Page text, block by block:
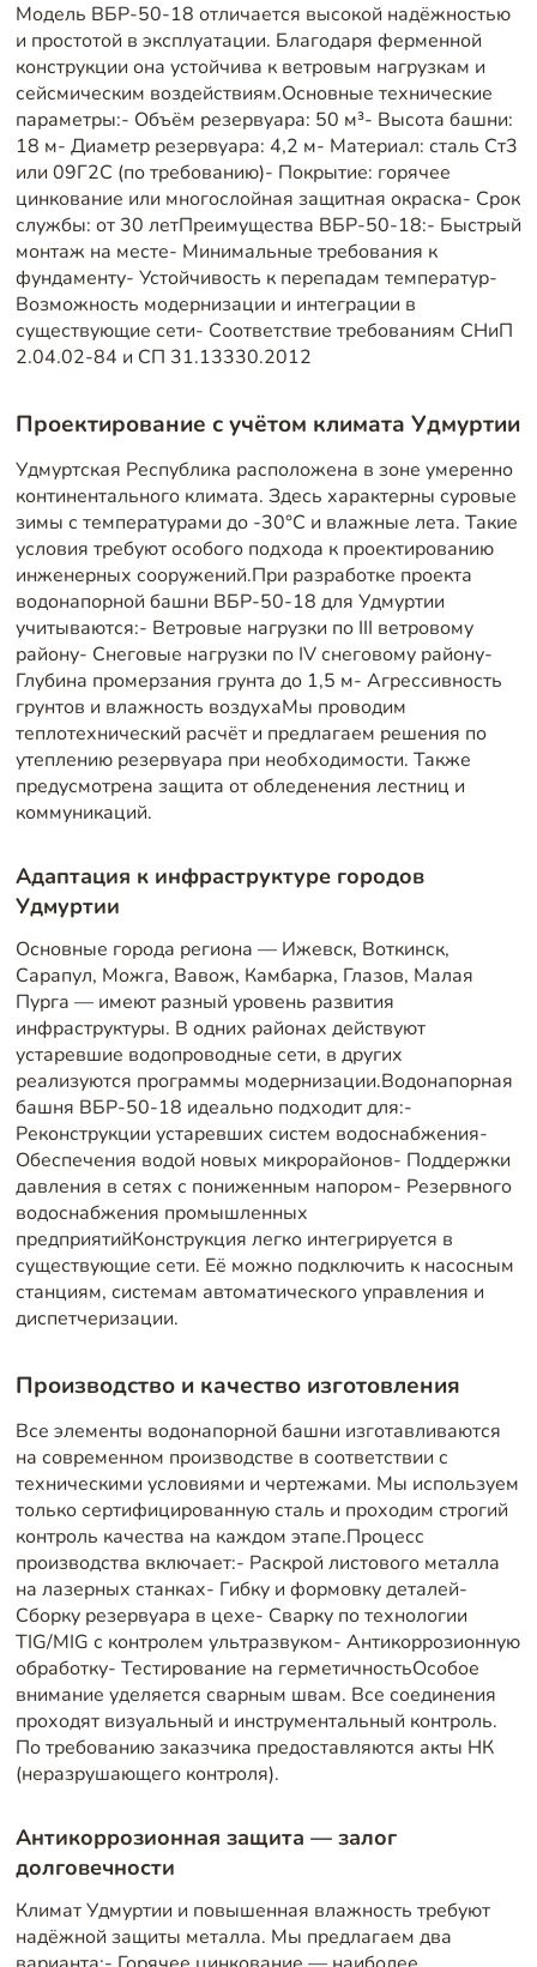
Модель ВБР-50-18 отличается высокой надёжностью
и простотой в эксплуатации. Благодаря ферменной
конструкции она устойчива к ветровым нагрузкам и
сейсмическим воздействиям.Основные технические
параметры:- Объём резервуара: 50 м³- Высота башни:
18 м- Диаметр резервуара: 4,2 м- Материал: сталь Ст3
или 09Г2С (по требованию)- Покрытие: горячее
цинкование или многослойная защитная окраска- Срок
службы: от 30 летПреимущества ВБР-50-18:- Быстрый
монтаж на месте- Минимальные требования к
фундаменту- Устойчивость к перепадам температур-
Возможность модернизации и интеграции в
существующие сети- Соответствие требованиям СНиП
2.04.02-84 и СП 31.13330.2012
Проектирование с учётом климата Удмуртии
Удмуртская Республика расположена в зоне умеренно
континентального климата. Здесь характерны суровые
зимы с температурами до -30°C и влажные лета. Такие
условия требуют особого подхода к проектированию
инженерных сооружений.При разработке проекта
водонапорной башни ВБР-50-18 для Удмуртии
учитываются:- Ветровые нагрузки по III ветровому
району- Снеговые нагрузки по IV снеговому району-
Глубина промерзания грунта до 1,5 м- Агрессивность
грунтов и влажность воздухаМы проводим
теплотехнический расчёт и предлагаем решения по
утеплению резервуара при необходимости. Также
предусмотрена защита от обледенения лестниц и
коммуникаций.
Адаптация к инфраструктуре городов
Удмуртии
Основные города региона — Ижевск, Воткинск,
Сарапул, Можга, Вавож, Камбарка, Глазов, Малая
Пурга — имеют разный уровень развития
инфраструктуры. В одних районах действуют
устаревшие водопроводные сети, в других
реализуются программы модернизации.Водонапорная
башня ВБР-50-18 идеально подходит для:-
Реконструкции устаревших систем водоснабжения-
Обеспечения водой новых микрорайонов- Поддержки
давления в сетях с пониженным напором- Резервного
водоснабжения промышленных
предприятийКонструкция легко интегрируется в
существующие сети. Её можно подключить к насосным
станциям, системам автоматического управления и
диспетчеризации.
Производство и качество изготовления
Все элементы водонапорной башни изготавливаются
на современном производстве в соответствии с
техническими условиями и чертежами. Мы используем
только сертифицированную сталь и проходим строгий
контроль качества на каждом этапе.Процесс
производства включает:- Раскрой листового металла
на лазерных станках- Гибку и формовку деталей-
Сборку резервуара в цехе- Сварку по технологии
TIG/MIG с контролем ультразвуком- Антикоррозионную
обработку- Тестирование на герметичностьОсобое
внимание уделяется сварным швам. Все соединения
проходят визуальный и инструментальный контроль.
По требованию заказчика предоставляются акты НК
(неразрушающего контроля).
Антикоррозионная защита — залог
долговечности
Климат Удмуртии и повышенная влажность требуют
надёжной защиты металла. Мы предлагаем два